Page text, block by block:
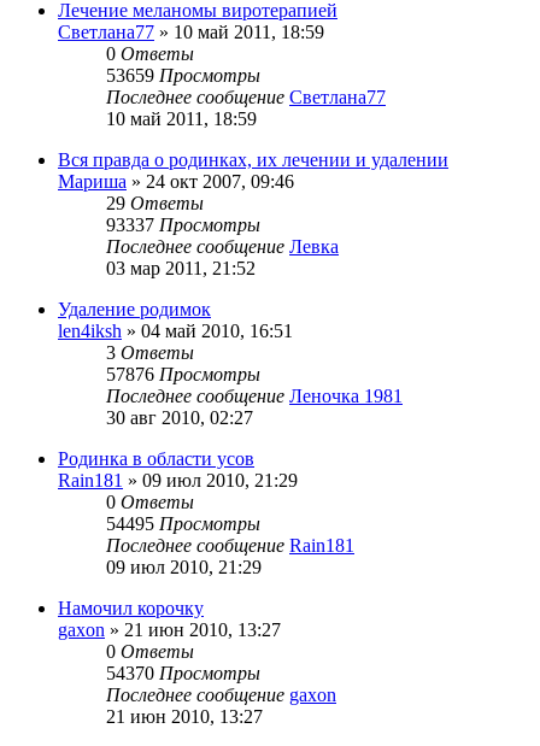
Лечение меланомы виротерапией
Светлана77 » 10 май 2011, 18:59
0 Ответы
53659 Просмотры
Последнее сообщение Светлана77
10 май 2011, 18:59
Вся правда о родинках, их лечении и удалении
Мариша » 24 окт 2007, 09:46
29 Ответы
93337 Просмотры
Последнее сообщение Левка
03 мар 2011, 21:52
Удаление родимок
len4iksh » 04 май 2010, 16:51
3 Ответы
57876 Просмотры
Последнее сообщение Леночка 1981
30 авг 2010, 02:27
Родинка в области усов
Rain181 » 09 июл 2010, 21:29
0 Ответы
54495 Просмотры
Последнее сообщение Rain181
09 июл 2010, 21:29
Намочил корочку
gaxon » 21 июн 2010, 13:27
0 Ответы
54370 Просмотры
Последнее сообщение gaxon
21 июн 2010, 13:27